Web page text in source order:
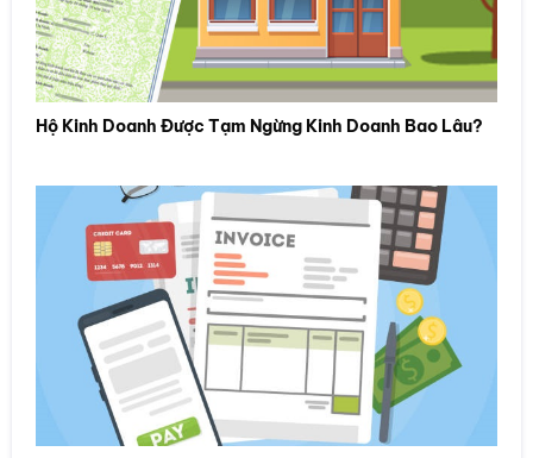
Hộ Kinh Doanh Được Tạm Ngừng Kinh Doanh Bao Lâu?